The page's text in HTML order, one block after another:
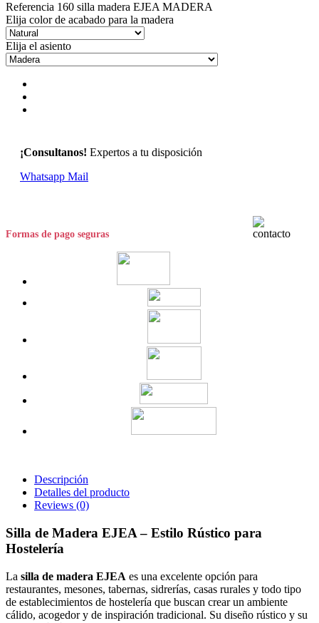
Referencia 160 silla madera EJEA MADERA
Elija color de acabado para la madera
Elija el asiento
¡Consultanos! Expertos a tu disposición
Whatsapp Mail
Formas de pago seguras
Descripción
Detalles del producto
Reviews (0)
Silla de Madera EJEA – Estilo Rústico para
Hostelería
La silla de madera EJEA es una excelente opción para
restaurantes, mesones, tabernas, sidrerías, casas rurales y todo tipo
de establecimientos de hostelería que buscan crear un ambiente
cálido, acogedor y de inspiración tradicional. Su diseño rústico y su